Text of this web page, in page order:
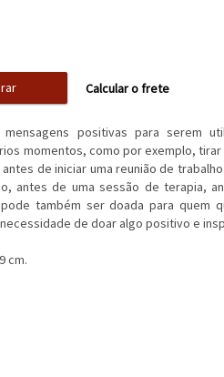
Calcular o frete
positivas para serem
momentos, como por exemplo, tirar
de iniciar uma reunião de
antes de uma sessão de terapia,
também ser doada para quem
de doar algo positivo e
cm.